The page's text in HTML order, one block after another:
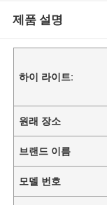
제품 설명
하이 라이트:
원래 장소
브랜드 이름
모델 번호